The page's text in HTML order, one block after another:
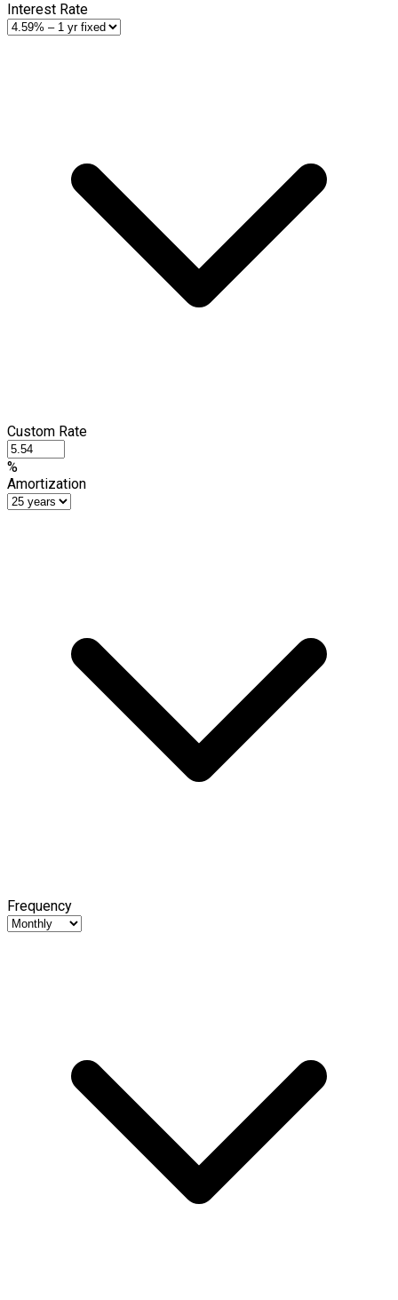
Interest Rate
Custom Rate
%
Amortization
Frequency